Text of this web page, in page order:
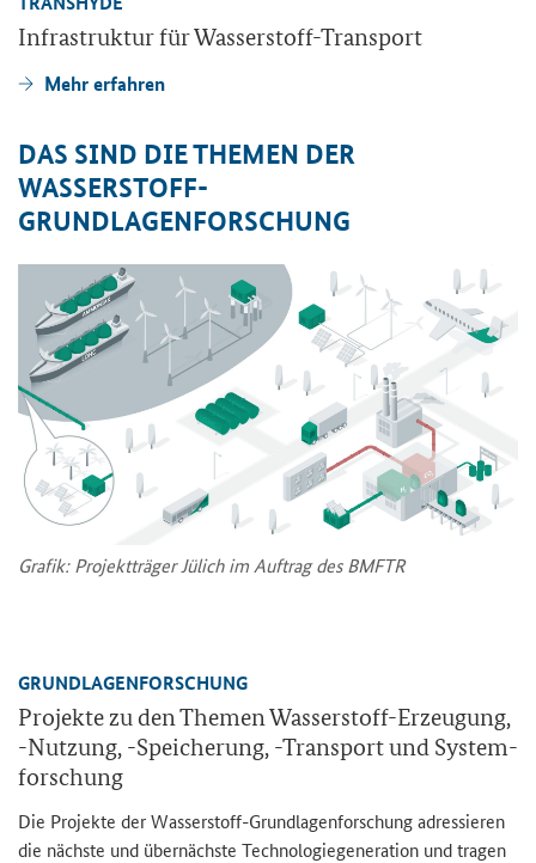
In­fra­struk­tur für Wasserstoff-​Transport
Mehr er­fah­ren
DAS SIND DIE THE­MEN DER
WASSERSTOFF-​
GRUNDLAGENFORSCHUNG
Gra­fik: Pro­jekt­trä­ger Jü­lich im Auf­trag des BMFTR
GRUND­LA­GEN­FOR­SCHUNG
Pro­jek­te zu den The­men Wasserstoff-​Erzeugung,
-​Nutzung, -​Speicherung, -​Transport und Sys­tem­
for­schung
Die Pro­jek­te der Wasserstoff-​Grundlagenforschung adres­sie­ren
die nächs­te und über­nächs­te Tech­no­lo­gie­ge­ne­ra­ti­on und tra­gen